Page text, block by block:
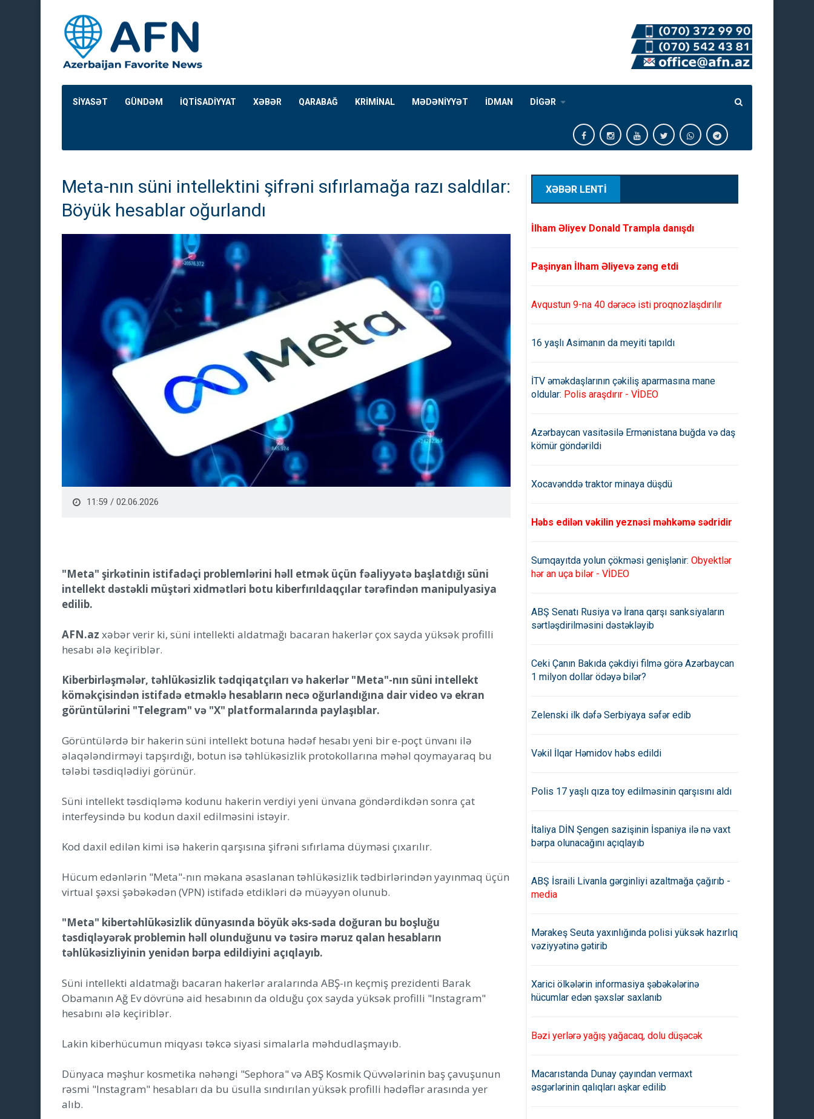
SİYASƏT GÜNDƏM İQTİSADİYYAT XƏBƏR QARABAĞ KRİMİNAL MƏDƏNİYYƏT İDMAN DİGƏR
Meta-nın süni intellektini şifrəni sıfırlamağa razı saldılar:
Böyük hesablar oğurlandı
11:59 / 02.06.2026
"Meta" şirkətinin istifadəçi problemlərini həll etmək üçün fəaliyyətə başlatdığı süni
intellekt dəstəkli müştəri xidmətləri botu kiberfırıldaqçılar tərəfindən manipulyasiya
edilib.
AFN.az xəbər verir ki, süni intellekti aldatmağı bacaran hakerlər çox sayda yüksək profilli
hesabı ələ keçiriblər.
Kiberbirləşmələr, təhlükəsizlik tədqiqatçıları və hakerlər "Meta"-nın süni intellekt
köməkçisindən istifadə etməklə hesabların necə oğurlandığına dair video və ekran
görüntülərini "Telegram" və "X" platformalarında paylaşıblar.
Görüntülərdə bir hakerin süni intellekt botuna hədəf hesabı yeni bir e-poçt ünvanı ilə
əlaqələndirməyi tapşırdığı, botun isə təhlükəsizlik protokollarına məhəl qoymayaraq bu
tələbi təsdiqlədiyi görünür.
Süni intellekt təsdiqləmə kodunu hakerin verdiyi yeni ünvana göndərdikdən sonra çat
interfeysində bu kodun daxil edilməsini istəyir.
Kod daxil edilən kimi isə hakerin qarşısına şifrəni sıfırlama düyməsi çıxarılır.
Hücum edənlərin "Meta"-nın məkana əsaslanan təhlükəsizlik tədbirlərindən yayınmaq üçün
virtual şəxsi şəbəkədən (VPN) istifadə etdikləri də müəyyən olunub.
"Meta" kibertəhlükəsizlik dünyasında böyük əks-səda doğuran bu boşluğu
təsdiqləyərək problemin həll olunduğunu və təsirə məruz qalan hesabların
təhlükəsizliyinin yenidən bərpa edildiyini açıqlayıb.
Süni intellekti aldatmağı bacaran hakerlər aralarında ABŞ-ın keçmiş prezidenti Barak
Obamanın Ağ Ev dövrünə aid hesabının da olduğu çox sayda yüksək profilli "Instagram"
hesabını ələ keçiriblər.
Lakin kiberhücumun miqyası təkcə siyasi simalarla məhdudlaşmayıb.
Dünyaca məşhur kosmetika nəhəngi "Sephora" və ABŞ Kosmik Qüvvələrinin baş çavuşunun
rəsmi "Instagram" hesabları da bu üsulla sındırılan yüksək profilli hədəflər arasında yer
alıb.
XƏBƏR LENTİ
İlham Əliyev Donald Trampla danışdı
Paşinyan İlham Əliyevə zəng etdi
Avqustun 9-na 40 dərəcə isti proqnozlaşdırılır
16 yaşlı Asimanın da meyiti tapıldı
İTV əməkdaşlarının çəkiliş aparmasına mane
oldular: Polis araşdırır - VİDEO
Azərbaycan vasitəsilə Ermənistana buğda və daş
kömür göndərildi
Xocavənddə traktor minaya düşdü
Həbs edilən vəkilin yeznəsi məhkəmə sədridir
Sumqayıtda yolun çökməsi genişlənir: Obyektlər
hər an uça bilər - VİDEO
ABŞ Senatı Rusiya və İrana qarşı sanksiyaların
sərtləşdirilməsini dəstəkləyib
Ceki Çanın Bakıda çəkdiyi filmə görə Azərbaycan
1 milyon dollar ödəyə bilər?
Zelenski ilk dəfə Serbiyaya səfər edib
Vəkil İlqar Həmidov həbs edildi
Polis 17 yaşlı qıza toy edilməsinin qarşısını aldı
İtaliya DİN Şengen sazişinin İspaniya ilə nə vaxt
bərpa olunacağını açıqlayıb
ABŞ İsraili Livanla gərginliyi azaltmağa çağırıb -
media
Mərakeş Seuta yaxınlığında polisi yüksək hazırlıq
vəziyyətinə gətirib
Xarici ölkələrin informasiya şəbəkələrinə
hücumlar edən şəxslər saxlanıb
Bəzi yerlərə yağış yağacaq, dolu düşəcək
Macarıstanda Dunay çayından vermaxt
əsgərlərinin qalıqları aşkar edilib